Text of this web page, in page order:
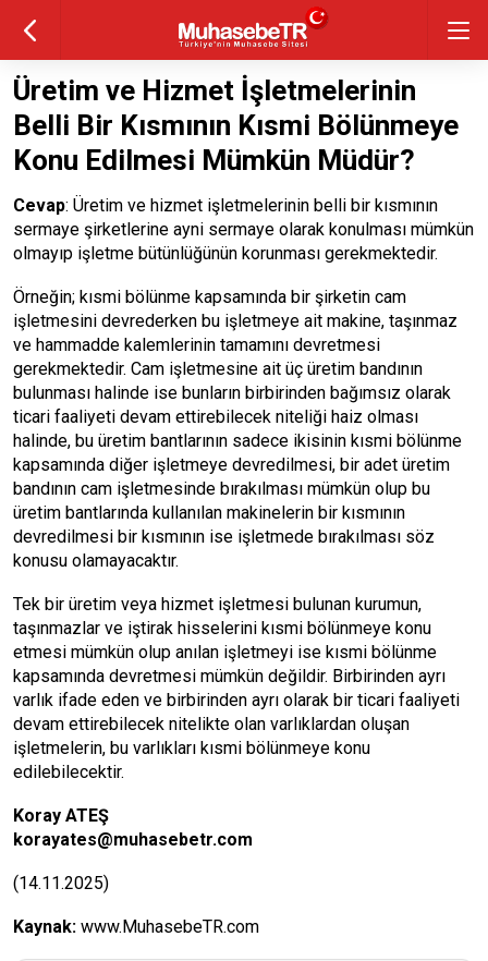
Üretim ve Hizmet İşletmelerinin
Belli Bir Kısmının Kısmi Bölünmeye
Konu Edilmesi Mümkün Müdür?
Cevap: Üretim ve hizmet işletmelerinin belli bir kısmının
sermaye şirketlerine ayni sermaye olarak konulması mümkün
olmayıp işletme bütünlüğünün korunması gerekmektedir.
Örneğin; kısmi bölünme kapsamında bir şirketin cam
işletmesini devrederken bu işletmeye ait makine, taşınmaz
ve hammadde kalemlerinin tamamını devretmesi
gerekmektedir. Cam işletmesine ait üç üretim bandının
bulunması halinde ise bunların birbirinden bağımsız olarak
ticari faaliyeti devam ettirebilecek niteliği haiz olması
halinde, bu üretim bantlarının sadece ikisinin kısmi bölünme
kapsamında diğer işletmeye devredilmesi, bir adet üretim
bandının cam işletmesinde bırakılması mümkün olup bu
üretim bantlarında kullanılan makinelerin bir kısmının
devredilmesi bir kısmının ise işletmede bırakılması söz
konusu olamayacaktır.
Tek bir üretim veya hizmet işletmesi bulunan kurumun,
taşınmazlar ve iştirak hisselerini kısmi bölünmeye konu
etmesi mümkün olup anılan işletmeyi ise kısmi bölünme
kapsamında devretmesi mümkün değildir. Birbirinden ayrı
varlık ifade eden ve birbirinden ayrı olarak bir ticari faaliyeti
devam ettirebilecek nitelikte olan varlıklardan oluşan
işletmelerin, bu varlıkları kısmi bölünmeye konu
edilebilecektir.
Koray ATEŞ
korayates@muhasebetr.com
(14.11.2025)
Kaynak: www.MuhasebeTR.com